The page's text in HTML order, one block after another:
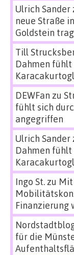
Ulrich Sander
neue Straße
Goldstein
Till
Dahmen fühlt
DEWFan zu
fühlt sich
angegriffen
Ulrich Sander
Dahmen fühlt
Ingo St.zu
Finanzierung
für die